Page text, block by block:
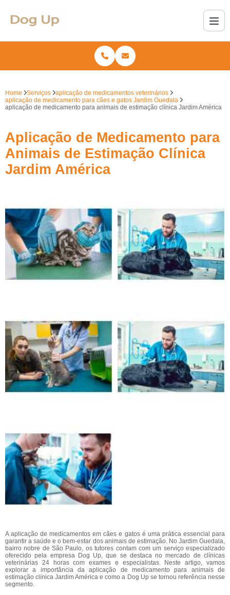
Home Serviços
aplicação de medicamentos veterinários
aplicação de medicamento para cães e gatos Jardim Guedala
aplicação de medicamento para animais de estimação clínica Jardim América
Aplicação de Medicamento para
Animais de Estimação Clínica
Jardim América
A aplicação de medicamentos em cães e gatos é uma prática essencial para
garantir a saúde e o bem-estar dos animais de estimação. No Jardim Guedala,
bairro nobre de São Paulo, os tutores contam com um serviço especializado
oferecido pela empresa Dog Up, que se destaca no mercado de clínicas
veterinárias 24 horas com exames e especialistas. Neste artigo, vamos
explorar a importância da aplicação de medicamento para animais de
estimação clínica Jardim América e como a Dog Up se tornou referência nesse
segmento.